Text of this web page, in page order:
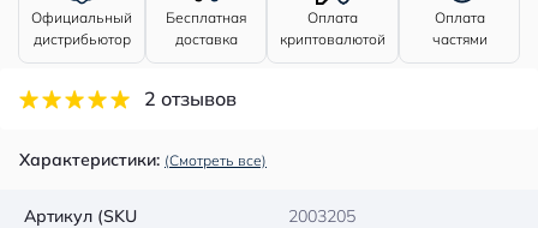
Официальный
дистрибьютор
Бесплатная
доставка
Оплата
криптовалютой
Оплата
частями
2 отзывов
Характеристики: (Смотреть все)
Артикул (SKU 2003205